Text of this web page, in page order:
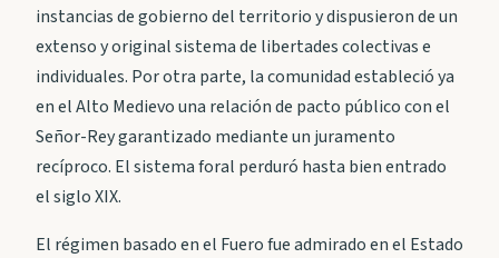
instancias de gobierno del territorio y dispusieron de un
extenso y original sistema de libertades colectivas e
individuales. Por otra parte, la comunidad estableció ya
en el Alto Medievo una relación de pacto público con el
Señor-Rey garantizado mediante un juramento
recíproco. El sistema foral perduró hasta bien entrado
el siglo XIX.
El régimen basado en el Fuero fue admirado en el Estado